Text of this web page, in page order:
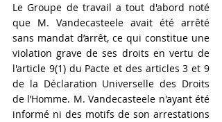
Le Groupe de travail a tout d'abord noté
que M. Vandecasteele avait été arrêté
sans mandat d’arrêt, ce qui constitue une
violation grave de ses droits en vertu de
l'article 9(1) du Pacte et des articles 3 et 9
de la Déclaration Universelle des Droits
de l’Homme. M. Vandecasteele n'ayant été
informé ni des motifs de son arrestations